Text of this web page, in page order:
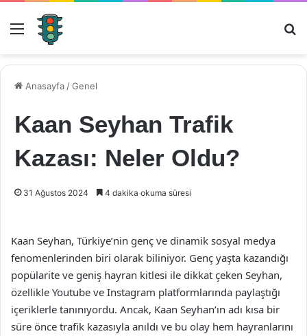
Menü
Anasayfa /Genel
Kaan Seyhan Trafik
Kazası: Neler Oldu?
31 Ağustos 2024 4 dakika okuma süresi
Kaan Seyhan, Türkiye’nin genç ve dinamik sosyal medya
fenomenlerinden biri olarak biliniyor. Genç yaşta kazandığı
popülarite ve geniş hayran kitlesi ile dikkat çeken Seyhan,
özellikle Youtube ve Instagram platformlarında paylaştığı
içeriklerle tanınıyordu. Ancak, Kaan Seyhan’ın adı kısa bir
süre önce trafik kazasıyla anıldı ve bu olay hem hayranlarını